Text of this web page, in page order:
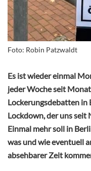
Foto: Robin Patzwaldt
Es ist wieder einmal
jeder Woche seit
Lockerungsdebatten in
Lockdown, der uns seit
Einmal mehr soll in
was und wie eventuell
absehbarer Zeit